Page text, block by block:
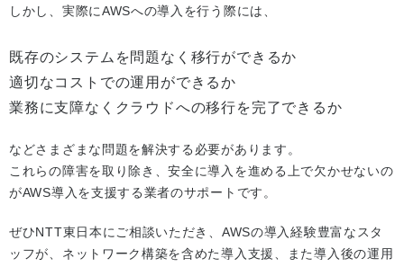
しかし、実際にAWSへの導入を行う際には、
既存のシステムを問題なく移行ができるか
適切なコストでの運用ができるか
業務に支障なくクラウドへの移行を完了できるか
などさまざまな問題を解決する必要があります。
これらの障害を取り除き、安全に導入を進める上で欠かせないの
がAWS導入を支援する業者のサポートです。
ぜひNTT東日本にご相談いただき、AWSの導入経験豊富なスタ
ッフが、ネットワーク構築を含めた導入支援、また導入後の運用